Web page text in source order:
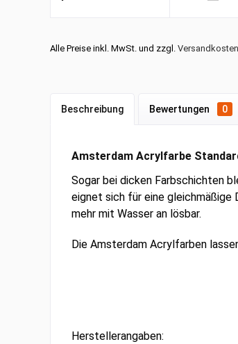
Alle Preise inkl. MwSt. und zzgl. Versandkosten
Beschreibung Bewertungen 0
Amsterdam Acrylfarbe
Sogar bei dicken Farbschichten
eignet sich für eine gleichmäßige
mehr mit Wasser an lösbar.
Die Amsterdam Acrylfarben
Herstellerangaben: